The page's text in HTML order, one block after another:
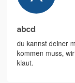
abcd
du kannst deiner
kommen muss,
klaut.